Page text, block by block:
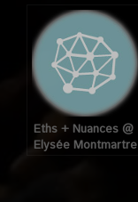
Eths + Nuances @
Elysée Montmartre